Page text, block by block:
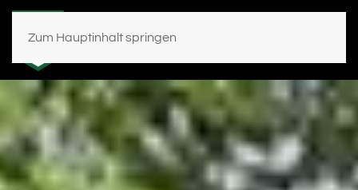
Zum Hauptinhalt springen